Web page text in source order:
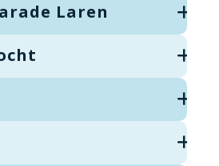
Laren